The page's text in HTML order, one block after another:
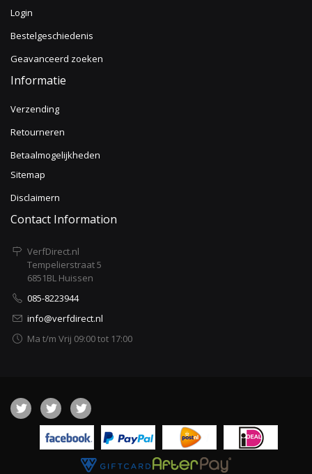
Login
Bestelgeschiedenis
Geavanceerd zoeken
Informatie
Verzending
Retourneren
Betaalmogelijkheden
Sitemap
Disclaimern
Contact Information
VerfDirect.nl
Tempelierstraat 5
6851BL Huissen
085-8223944
info@verfdirect.nl
Ma t/m Vrij 09:00 tot 17:00